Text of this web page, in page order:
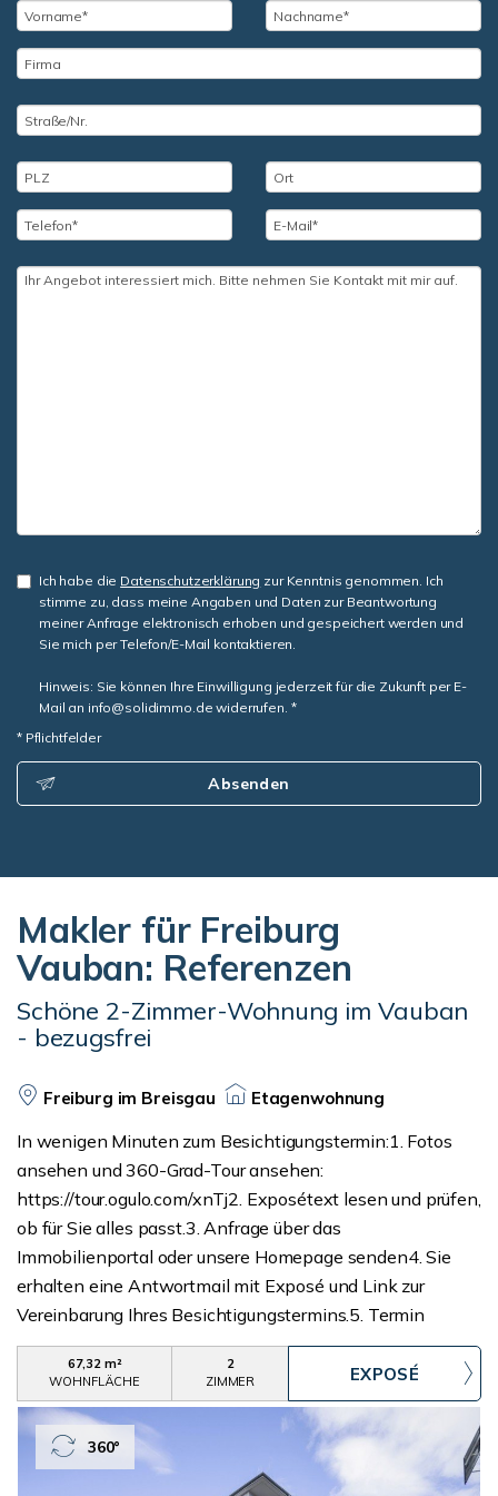
Ich habe die Datenschutzerklärung zur Kenntnis genommen. Ich
stimme zu, dass meine Angaben und Daten zur Beantwortung
meiner Anfrage elektronisch erhoben und gespeichert werden und
Sie mich per Telefon/E-Mail kontaktieren.
Hinweis: Sie können Ihre Einwilligung jederzeit für die Zukunft per E-
Mail an info@solidimmo.de widerrufen. *
* Pflichtfelder
Absenden
Makler für Freiburg
Vauban: Referenzen
Schöne 2-Zimmer-Wohnung im Vauban
- bezugsfrei
Freiburg im Breisgau Etagenwohnung
In wenigen Minuten zum Besichtigungstermin:1. Fotos
ansehen und 360-Grad-Tour ansehen:
https://tour.ogulo.com/xnTj2. Exposétext lesen und prüfen,
ob für Sie alles passt.3. Anfrage über das
Immobilienportal oder unsere Homepage senden4. Sie
erhalten eine Antwortmail mit Exposé und Link zur
Vereinbarung Ihres Besichtigungstermins.5. Termin
buchenWillkommen in dieser hellen Wohnung im Herzen
von Freiburg-Vauban! Das Gebäude wurde im Jahr 2000
erbaut und verfügt über einen Aufzug, der Sie bequem in
Ihre Wohnung im 2. Stock bringt. Die Wohnung bietet auf
67,32 m² genügend Platz für ein bis zwei Bewohner. Sie
hat zwei Zimmer, die sich ideal als Schlafzimmer und
67,32 m²
WOHNFLÄCHE
2
ZIMMER
360°